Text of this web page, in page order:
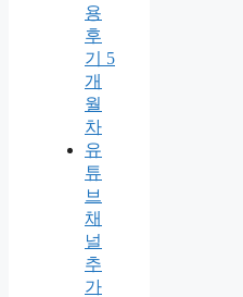
용
후
기 5
개
월
차
유
튜
브
채
널
추
가